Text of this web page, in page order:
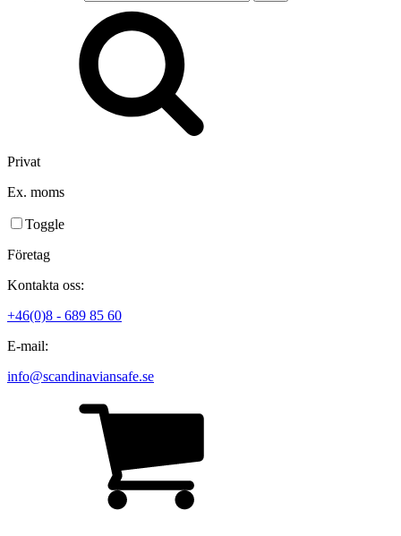
Privat
Ex. moms
Toggle
Företag
Kontakta oss:
+46(0)8 - 689 85 60
E-mail:
info@scandinaviansafe.se